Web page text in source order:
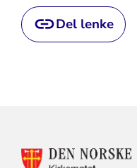
Del lenke